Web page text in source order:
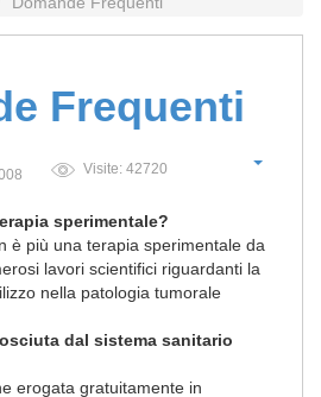
Frequenti
Visite: 42720
sperimentale?
è più una terapia sperimentale da
lavori scientifici riguardanti la
nella patologia tumorale
dal sistema sanitario
erogata gratuitamente in